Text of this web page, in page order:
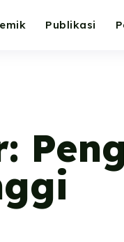
Publikasi